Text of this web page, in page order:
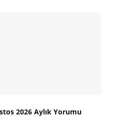
2026 Aylık Yorumu